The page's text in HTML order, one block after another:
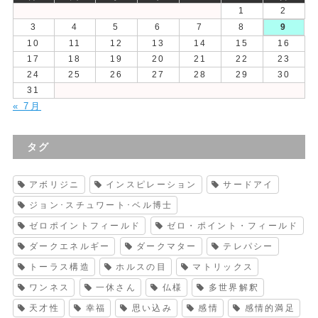
1
2
3
4 5 6 7 8
9
10
11 12 13 14 15
16
17
18 19 20 21 22
23
24
25 26 27 28 29
30
31
« 7月
タグ
アボリジニ インスピレーション サードアイ
ジョン･スチュワート･ベル博士
ゼロポイントフィールド ゼロ・ポイント・フィールド
ダークエネルギー ダークマター テレパシー
トーラス構造 ホルスの目 マトリックス
ワンネス 一休さん 仏様 多世界解釈
天才性 幸福 思い込み 感情 感情的満足